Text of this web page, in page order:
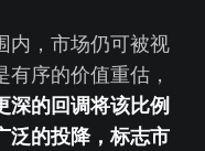
内，市场仍可被视
序的价值重估，
深的回调将该比例
泛的投降，标志市